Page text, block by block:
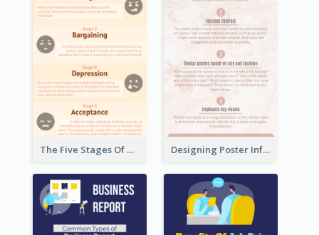
The Five Stages Of The Grief Model Infographic Designing Poster Infographic